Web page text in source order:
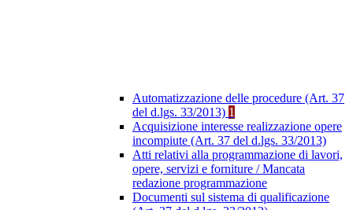
Automatizzazione delle procedure (Art. 37
del d.lgs. 33/2013) 1
Acquisizione interesse realizzazione opere
incompiute (Art. 37 del d.lgs. 33/2013)
Atti relativi alla programmazione di lavori,
opere, servizi e forniture / Mancata
redazione programmazione
Documenti sul sistema di qualificazione